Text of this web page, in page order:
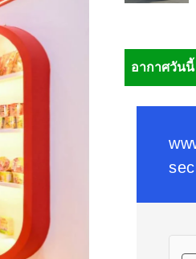
อากาศวันนี้